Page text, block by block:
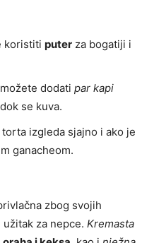
koristiti puter za bogatiji i
dodati par kapi
se kuva.
izgleda sjajno i ako je
ganacheom.
zbog svojih
za nepce. Kremasta